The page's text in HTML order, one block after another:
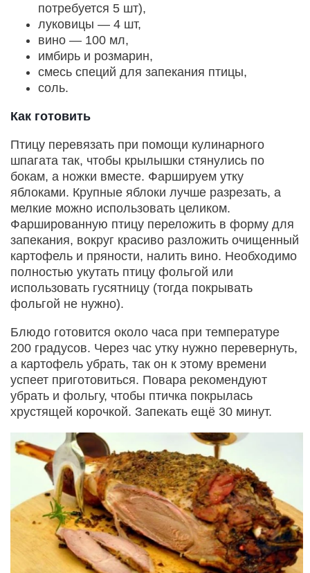
потребуется 5 шт),
луковицы — 4 шт,
вино — 100 мл,
имбирь и розмарин,
смесь специй для запекания птицы,
соль.
Как готовить
Птицу перевязать при помощи кулинарного
шпагата так, чтобы крылышки стянулись по
бокам, а ножки вместе. Фаршируем утку
яблоками. Крупные яблоки лучше разрезать, а
мелкие можно использовать целиком.
Фаршированную птицу переложить в форму для
запекания, вокруг красиво разложить очищенный
картофель и пряности, налить вино. Необходимо
полностью укутать птицу фольгой или
использовать гусятницу (тогда покрывать
фольгой не нужно).
Блюдо готовится около часа при температуре
200 градусов. Через час утку нужно перевернуть,
а картофель убрать, так он к этому времени
успеет приготовиться. Повара рекомендуют
убрать и фольгу, чтобы птичка покрылась
хрустящей корочкой. Запекать ещё 30 минут.